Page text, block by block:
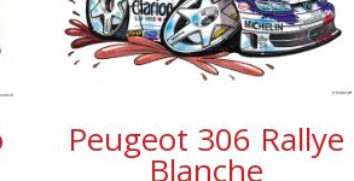
Peugeot 306 Rallye
Blanche